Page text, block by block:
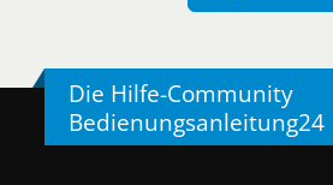
Die Hilfe-Community
Bedienungsanleitung24